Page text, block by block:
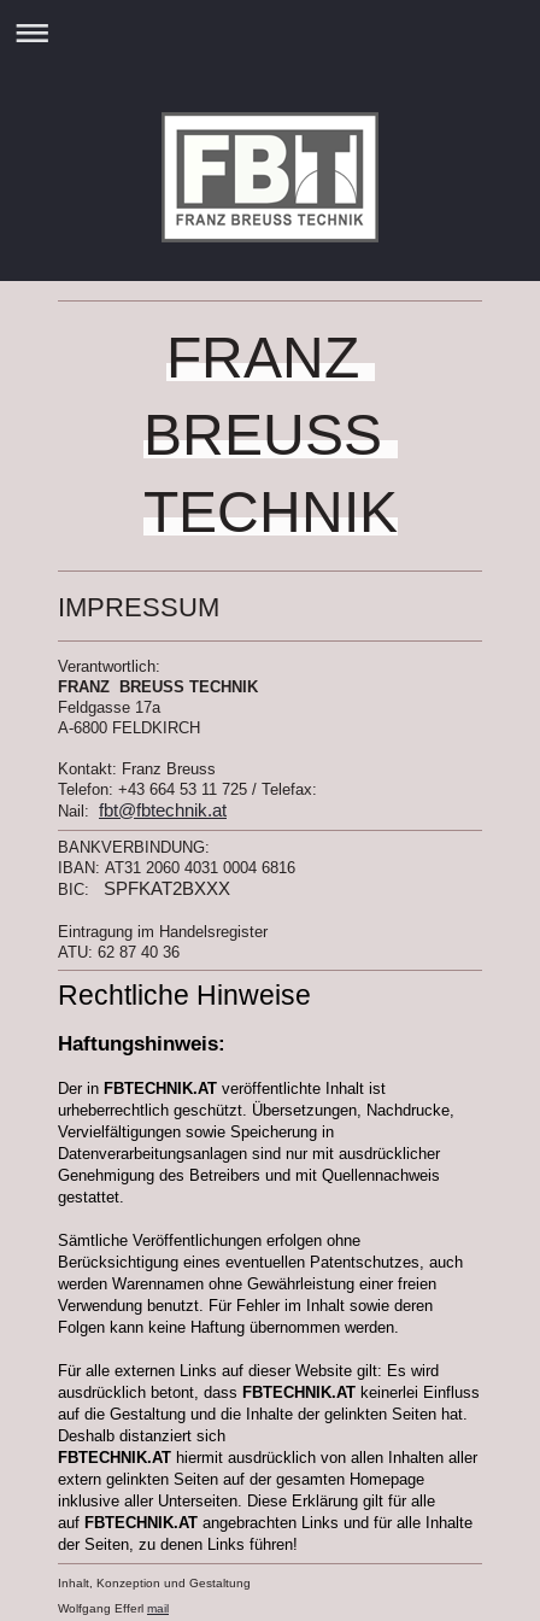
FRANZ
BREUSS
TECHNIK
IMPRESSUM
Verantwortlich:
FRANZ BREUSS TECHNIK
Feldgasse 17a
A-6800 FELDKIRCH
Kontakt: Franz Breuss
Telefon: +43 664 53 11 725 / Telefax:
Nail: fbt@fbtechnik.at
BANKVERBINDUNG:
IBAN: AT31 2060 4031 0004 6816
BIC: SPFKAT2BXXX
Eintragung im Handelsregister
ATU: 62 87 40 36
Rechtliche Hinweise
Haftungshinweis:
Der in FBTECHNIK.AT veröffentlichte Inhalt ist
urheberrechtlich geschützt. Übersetzungen, Nachdrucke,
Vervielfältigungen sowie Speicherung in
Datenverarbeitungsanlagen sind nur mit ausdrücklicher
Genehmigung des Betreibers und mit Quellennachweis
gestattet.
Sämtliche Veröffentlichungen erfolgen ohne
Berücksichtigung eines eventuellen Patentschutzes, auch
werden Warennamen ohne Gewährleistung einer freien
Verwendung benutzt. Für Fehler im Inhalt sowie deren
Folgen kann keine Haftung übernommen werden.
Für alle externen Links auf dieser Website gilt: Es wird
ausdrücklich betont, dass FBTECHNIK.AT keinerlei Einfluss
auf die Gestaltung und die Inhalte der gelinkten Seiten hat.
Deshalb distanziert sich
FBTECHNIK.AT hiermit ausdrücklich von allen Inhalten aller
extern gelinkten Seiten auf der gesamten Homepage
inklusive aller Unterseiten. Diese Erklärung gilt für alle
auf FBTECHNIK.AT angebrachten Links und für alle Inhalte
der Seiten, zu denen Links führen!
Inhalt, Konzeption und Gestaltung
Wolfgang Efferl mail